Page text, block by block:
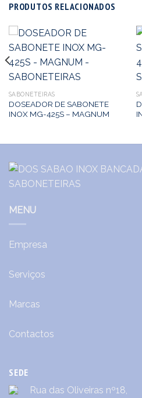
PRODUTOS RELACIONADOS
SABONETEIRAS
DOSEADOR DE SABONETE
INOX MG-425S – MAGNUM
MENU
Empresa
Serviços
Marcas
Contactos
SEDE
Rua das Oliveiras nº18,